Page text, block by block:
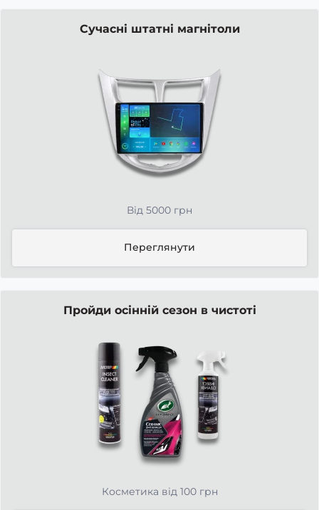
Сучасні штатні магнітоли
Від 5000 грн
Переглянути
Пройди осінній сезон в чистоті
Косметика від 100 грн